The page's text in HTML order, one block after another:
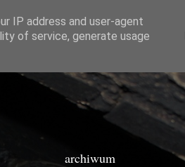
archiwum
IP address and user-agent
of service, generate usage